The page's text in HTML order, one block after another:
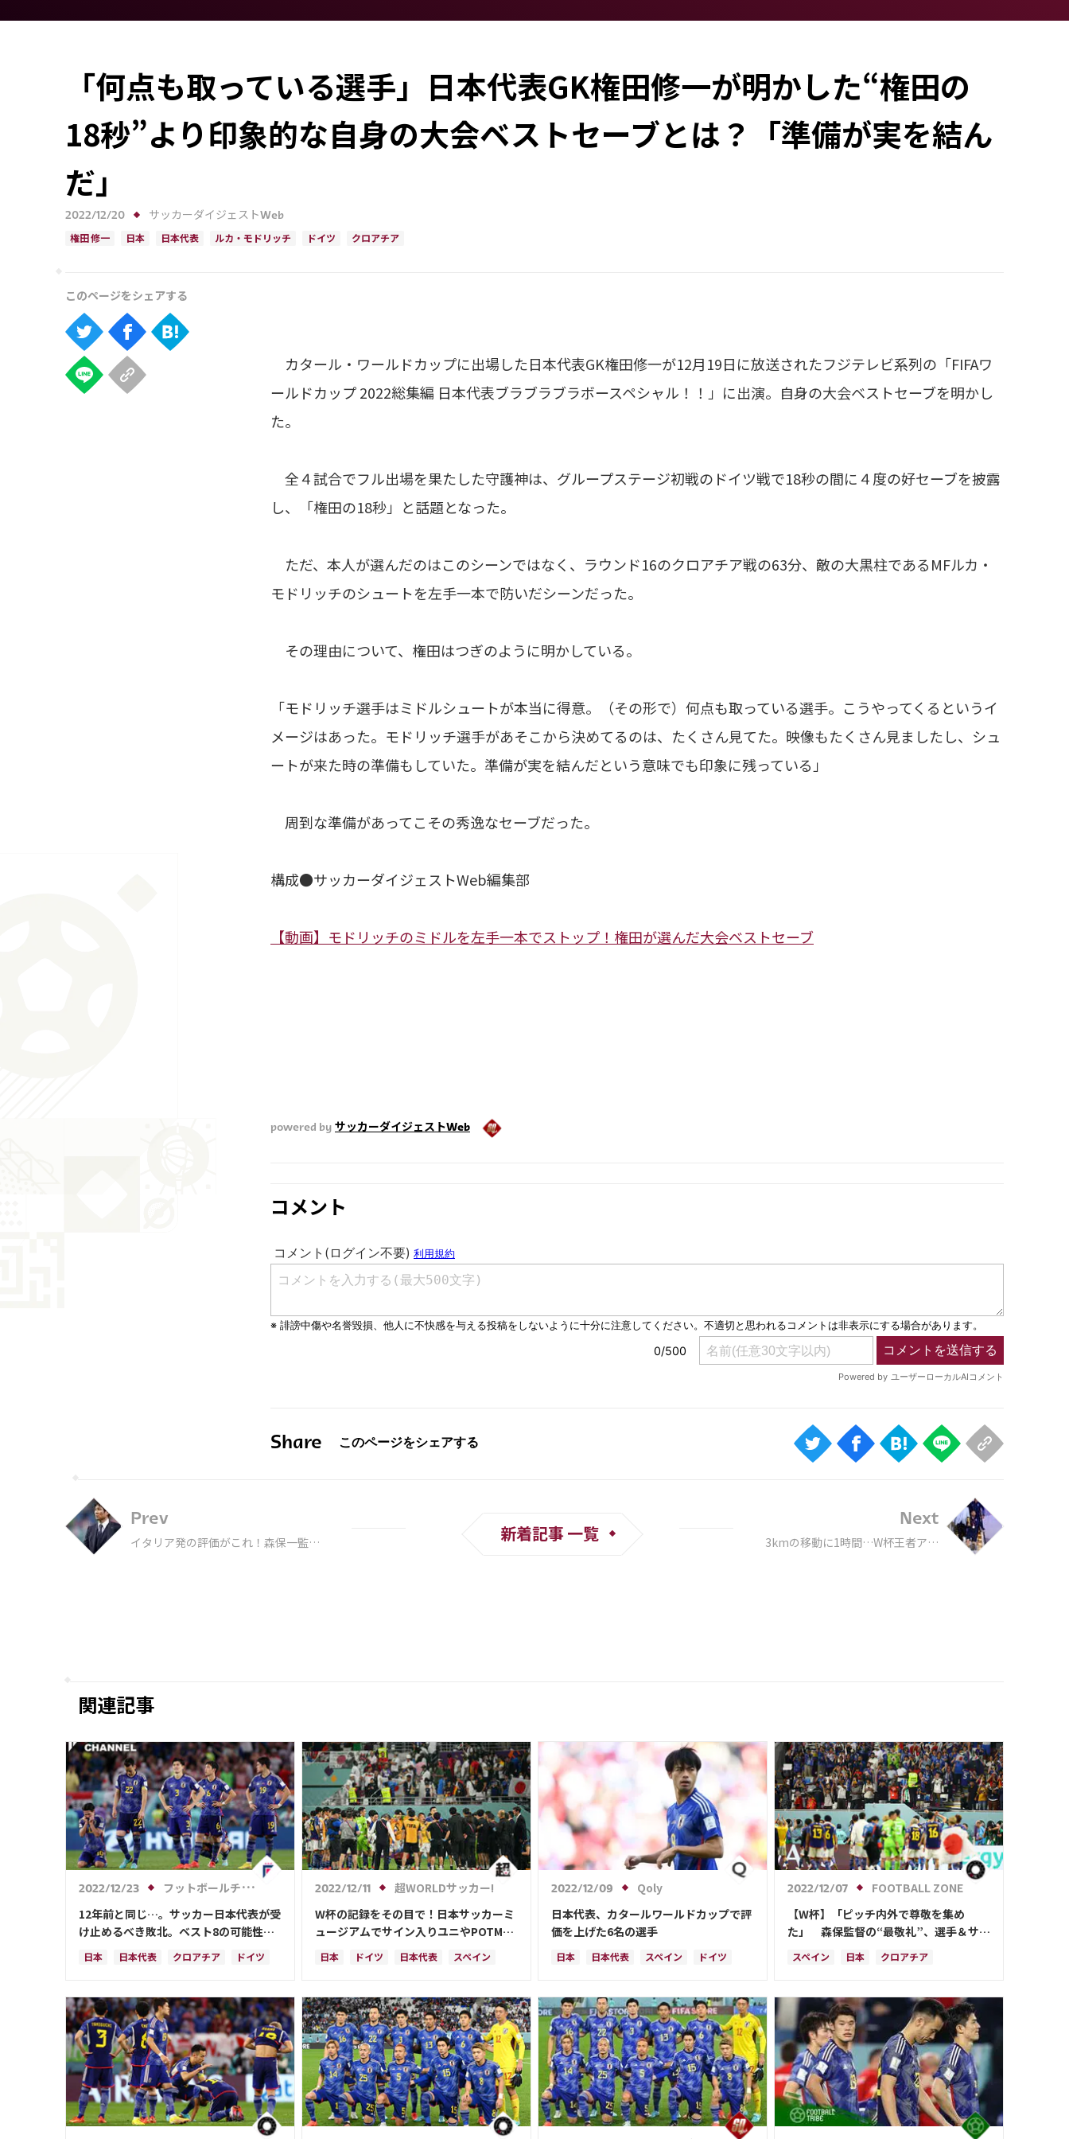
「何点も取っている選手」日本代表GK権田修一が明かした“権田の
18秒”より印象的な自身の大会ベストセーブとは？「準備が実を結ん
だ」
2022/12/20 サッカーダイジェストWeb
権田 修一 日本 日本代表 ルカ・モドリッチ ドイツ クロアチア
カタール・ワールドカップに出場した日本代表GK権田修一が12月19日に放送されたフジテレビ系列の「FIFAワ
ールドカップ 2022総集編 日本代表ブラブラブラボースペシャル！！」に出演。自身の大会ベストセーブを明かし
た。
全４試合でフル出場を果たした守護神は、グループステージ初戦のドイツ戦で18秒の間に４度の好セーブを披露
し、「権田の18秒」と話題となった。
ただ、本人が選んだのはこのシーンではなく、ラウンド16のクロアチア戦の63分、敵の大黒柱であるMFルカ・
モドリッチのシュートを左手一本で防いだシーンだった。
その理由について、権田はつぎのように明かしている。
「モドリッチ選手はミドルシュートが本当に得意。（その形で）何点も取っている選手。こうやってくるというイ
メージはあった。モドリッチ選手があそこから決めてるのは、たくさん見てた。映像もたくさん見ましたし、シュ
ートが来た時の準備もしていた。準備が実を結んだという意味でも印象に残っている」
周到な準備があってこその秀逸なセーブだった。
構成●サッカーダイジェストWeb編集部
【動画】モドリッチのミドルを左手一本でストップ！権田が選んだ大会ベストセーブ
powered by サッカーダイジェストWeb
コメント
Share
Prev
イタリア発の評価がこれ！森保一監督
新着記事 一覧
Next
3kmの移動に1時間…W杯王者アル
関連記事
2022/12/23
フットボールチャンネル
12年前と同じ…。サッカー日本代表が受
け止めるべき敗北。ベスト8の可能性
は？【W杯総括前編】
日本 日本代表 クロアチア ドイツ
ルカ・モドリッチ フランス 権田 修一
谷 晃生 長友 佑都 谷口 彰悟 三笘 薫
2022/12/11
超WORLDサッカー!
W杯の記録をその目で！日本サッカーミ
ュージアムでサイン入りユニやPOTMト
ロフィーなどの展示がスタート
日本 ドイツ 日本代表 スペイン
吉田 麻也 ルカ・モドリッチ
マヌエル・ノイアー
2022/12/09
Qoly
日本代表、カタールワールドカップで評
価を上げた6名の選手
日本 日本代表 スペイン ドイツ
堂安 律 カタール 谷 晃生 谷口 彰悟
原口 元気 三笘 薫 田中 碧
ルカ・モドリッチ 前田 大然
2022/12/07
FOOTBALL ZONE
【W杯】「ピッチ内外で尊敬を集め
た」 森保監督の“最敬礼”、選手＆サポ
ーターの振る舞いをスペイン紙が再称賛
スペイン 日本 クロアチア
ドイツ 権田 修一 伊東 純也
ルカ・モドリッチ 堂安 律